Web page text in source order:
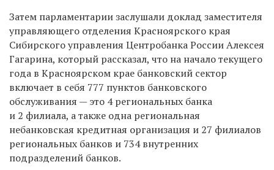
Затем парламентарии заслушали доклад заместителя
управляющего отделения Красноярского края
Сибирского управления Центробанка России Алексея
Гагарина, который рассказал, что на начало текущего
года в Красноярском крае банковский сектор
включает в себя 777 пунктов банковского
обслуживания — это 4 региональных банка
и 2 филиала, а также одна региональная
небанковская кредитная организация и 27 филиалов
региональных банков и 734 внутренних
подразделений банков.